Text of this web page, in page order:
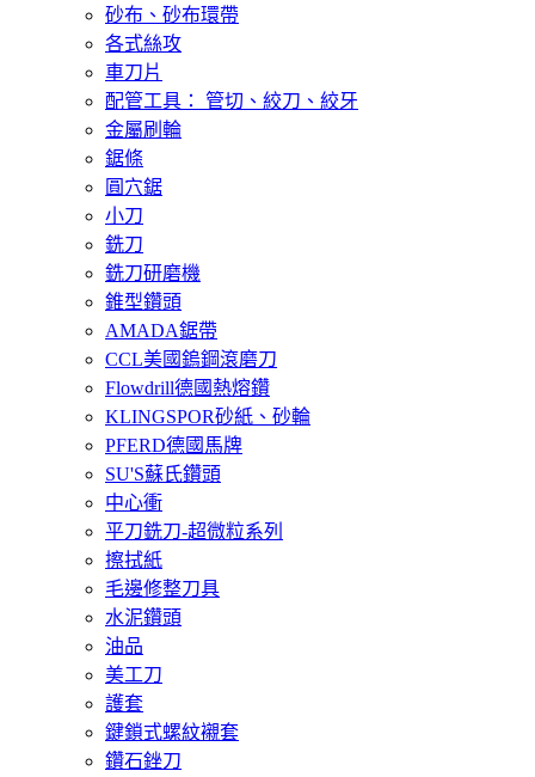
砂布、砂布環帶
各式絲攻
車刀片
配管工具： 管切、絞刀、絞牙
金屬刷輪
鋸條
圓穴鋸
小刀
銑刀
銑刀研磨機
錐型鑽頭
AMADA鋸帶
CCL美國鎢鋼滾磨刀
Flowdrill德國熱熔鑽
KLINGSPOR砂紙、砂輪
PFERD德國馬牌
SU'S蘇氏鑽頭
中心衝
平刀銑刀-超微粒系列
擦拭紙
毛邊修整刀具
水泥鑽頭
油品
美工刀
護套
鍵鎖式螺紋襯套
鑽石銼刀